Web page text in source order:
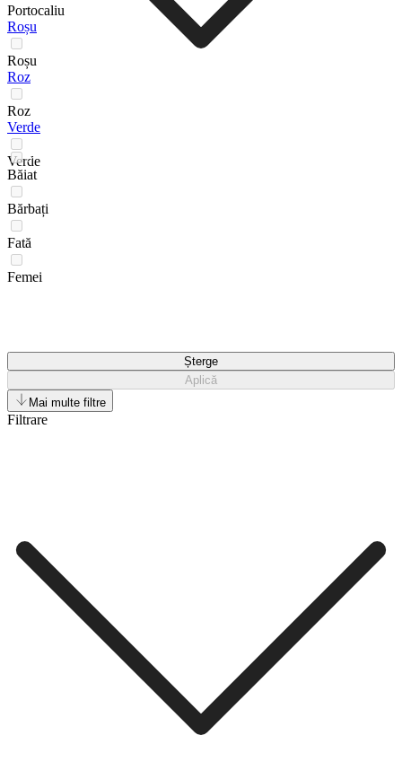
Portocaliu
Roșu
Roșu
Roz
Roz
Verde
Verde
Băiat
Bărbați
Fată
Femei
Șterge
Aplică
Mai multe filtre
Filtrare